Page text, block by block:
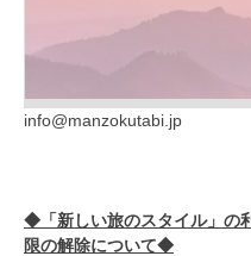
info@manzokutabi.jp
◆「新しい旅のスタイル」の
限の解除について◆